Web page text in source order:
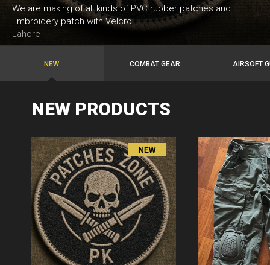
We are making of all kinds of PVC rubber patches and
Embroidery patch with Velcro
Lahore
NEW COMBAT GEAR AIRSOFT
NEW PRODUCTS
NEW